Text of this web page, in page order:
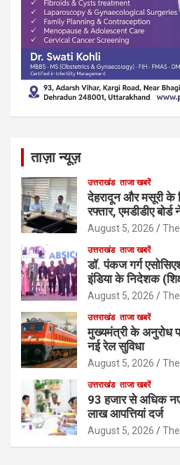
ताज़ा न्यूज़
उत्तराखंड ताजा खबरें
देहरादून और मसूरी के
रफ्तार, एमडीडीए
August 5, 2026
उत्तराखंड ताजा खबरें
डॉ. पंकज गर्ग
इंडिया के निदेशक
August 5, 2026
उत्तराखंड ताजा खबरें
मुख्यमंत्री के अनुरोध
नई रेल सुविधा
August 5, 2026
उत्तराखंड ताजा खबरें
93 हजार से अधिक
लाख आपत्तियां दर्ज
August 5, 2026